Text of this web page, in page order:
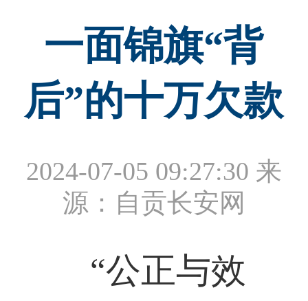
一面锦旗“背
后”的十万欠款
2024-07-05 09:27:30 来
源：自贡长安网
“公正与效